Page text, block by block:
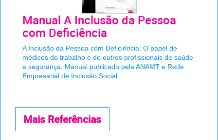
Manual A Inclusão da Pessoa
com Deficiência
A Inclusão da Pessoa com Deficiência: O papel de
médicos do trabalho e de outros profissionais de saúde
e segurança. Manual publicado pela ANAMT e Rede
Empresarial de Inclusão Social.
Mais Referências